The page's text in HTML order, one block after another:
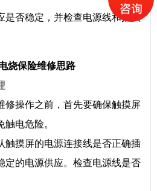
是否稳定，并检查电源线和插头
烧保险维修思路
修操作之前，首先要确保触摸屏
电危险。
触摸屏的电源连接线是否正确插
定的电源供应。检查电源线是否